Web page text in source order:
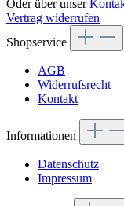
Oder über unser
Vertrag widerrufen
Shopservice
AGB
Widerrufsrecht
Kontakt
Informationen
Datenschutz
Impressum